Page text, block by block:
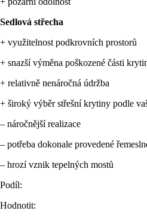
Sedlová střecha
+ využitelnost podkrovních prostorů
+ snazší výměna poškozené části
+ relativně nenáročná údržba
+ široký výběr střešní krytiny podle
– náročnější realizace
– potřeba dokonale provedené
– hrozí vznik tepelných mostů
Podíl:
Hodnotit: